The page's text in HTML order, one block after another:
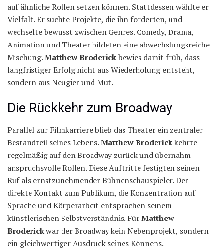
auf ähnliche Rollen setzen können. Stattdessen wählte er
Vielfalt. Er suchte Projekte, die ihn forderten, und
wechselte bewusst zwischen Genres. Comedy, Drama,
Animation und Theater bildeten eine abwechslungsreiche
Mischung.Matthew Broderickbewies damit früh, dass
langfristiger Erfolg nicht aus Wiederholung entsteht,
sondern aus Neugier und Mut.
Die Rückkehr zum Broadway
Parallel zur Filmkarriere blieb das Theater ein zentraler
Bestandteil seines Lebens.Matthew Broderickkehrte
regelmäßig auf den Broadway zurück und übernahm
anspruchsvolle Rollen. Diese Auftritte festigten seinen
Ruf als ernstzunehmender Bühnenschauspieler. Der
direkte Kontakt zum Publikum, die Konzentration auf
Sprache und Körperarbeit entsprachen seinem
künstlerischen Selbstverständnis. FürMatthew
Broderickwar der Broadway kein Nebenprojekt, sondern
ein gleichwertiger Ausdruck seines Könnens.